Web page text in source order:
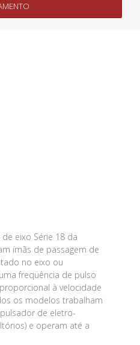
eixo Série 18 da
ímãs de passagem de
no eixo ou
freqüência de pulso
à velocidade
os modelos trabalham
de eletro-
e operam até a